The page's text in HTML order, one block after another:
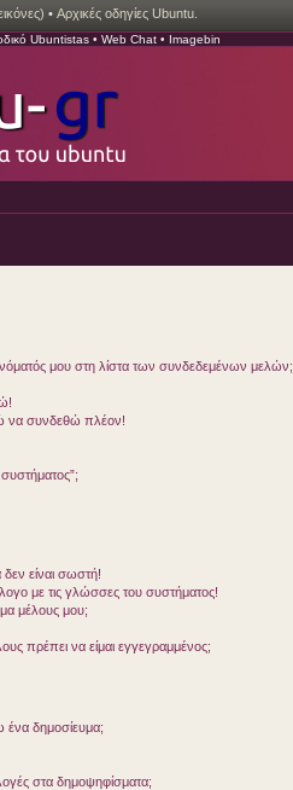
• Αρχικές οδηγίες Ubuntu.
Ubuntistas • Web Chat • Imagebin
μου στη λίστα των συνδεδεμένων μελών;
να συνδεθώ πλέον!
είναι σωστή!
με τις γλώσσες του συστήματος!
μέλους μου;
πρέπει να είμαι εγγεγραμμένος;
δημοσίευμα;
στα δημοψηφίσματα;